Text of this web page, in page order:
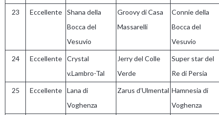
23 Eccellente
Shana della
Bocca del
Vesuvio
Groovy di Casa
Massarelli
Connie della
Bocca del
Vesuvio
24 Eccellente
Crystal
v.Lambro-Tal
Jerry del Colle
Verde
Super star del
Re di Persia
25 Eccellente
Lana di
Voghenza
Zarus d’Ulmental Hamnesia di
Voghenza